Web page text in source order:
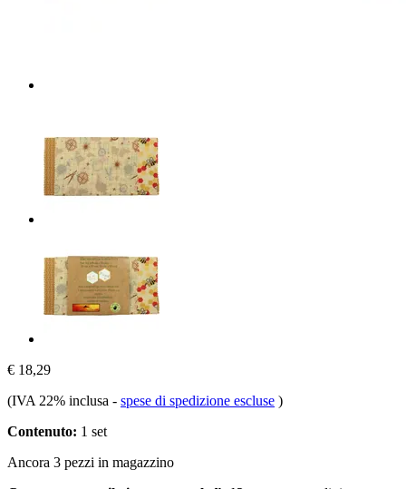
€ 18,29
(IVA 22% inclusa - spese di spedizione escluse )
Contenuto: 1 set
Ancora 3 pezzi in magazzino